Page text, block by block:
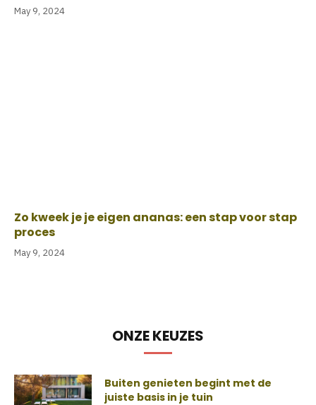
May 9, 2024
Zo kweek je je eigen ananas: een stap voor stap
proces
May 9, 2024
ONZE KEUZES
Buiten genieten begint met de
juiste basis in je tuin